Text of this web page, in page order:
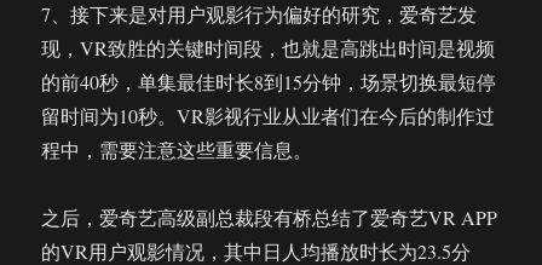
7、接下来是对用户观影行为偏好的研究，爱奇艺发
现，VR致胜的关键时间段，也就是高跳出时间是视频
的前40秒，单集最佳时长8到15分钟，场景切换最短停
留时间为10秒。VR影视行业从业者们在今后的制作过
程中，需要注意这些重要信息。
之后，爱奇艺高级副总裁段有桥总结了爱奇艺VR APP
的VR用户观影情况，其中日人均播放时长为23.5分